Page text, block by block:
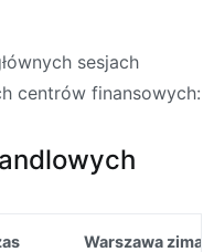
sesjach
centrów finansowych:
Warszawa zima